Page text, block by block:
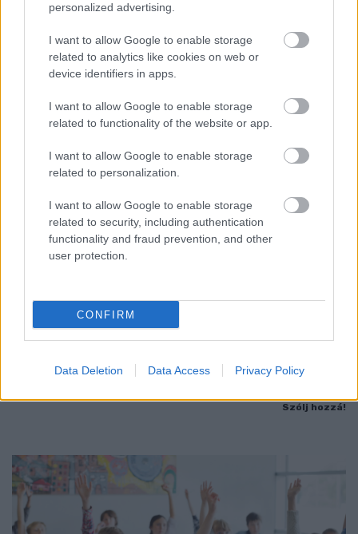
personalized advertising.
I want to allow Google to enable storage
related to analytics like cookies on web or
device identifiers in apps.
I want to allow Google to enable storage
related to functionality of the website or app.
I want to allow Google to enable storage
related to personalization.
I want to allow Google to enable storage
related to security, including authentication
functionality and fraud prevention, and other
user protection.
CONFIRM
Data Deletion Data Access Privacy Policy
NINCS VÉGE: SZOMBATTÓL MÁR “CSAK”
MÁSODFOKÚ RIASZTÁS LESZ ÉRVÉNYBEN
A július vége óta tartó harmadfokú hőségriasztást mérséklik, de
a tartós meleg miatt továbbra is fokozott óvatosságra van
szükség.
Szólj hozzá!